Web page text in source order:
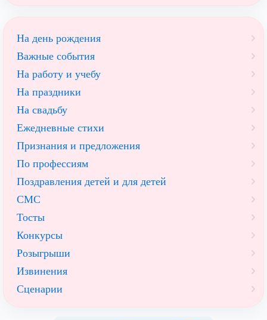
На день рождения
Важные события
На работу и учебу
На праздники
На свадьбу
Ежедневные стихи
Признания и предложения
По профессиям
Поздравления детей и для детей
СМС
Тосты
Конкурсы
Розыгрыши
Извинения
Сценарии